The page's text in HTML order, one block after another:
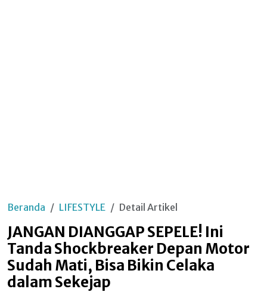
Beranda LIFESTYLE Detail Artikel
JANGAN DIANGGAP SEPELE! Ini
Tanda Shockbreaker Depan Motor
Sudah Mati, Bisa Bikin Celaka
dalam Sekejap